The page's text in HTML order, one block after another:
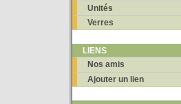
Unités
Verres
LIENS
Nos amis
Ajouter un lien